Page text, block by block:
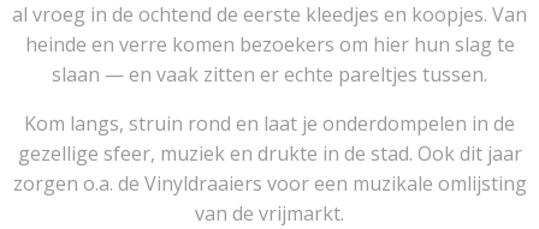
al vroeg in de ochtend de eerste kleedjes en koopjes. Van
heinde en verre komen bezoekers om hier hun slag te
slaan — en vaak zitten er echte pareltjes tussen.
Kom langs, struin rond en laat je onderdompelen in de
gezellige sfeer, muziek en drukte in de stad. Ook dit jaar
zorgen o.a. de Vinyldraaiers voor een muzikale omlijsting
van de vrijmarkt.